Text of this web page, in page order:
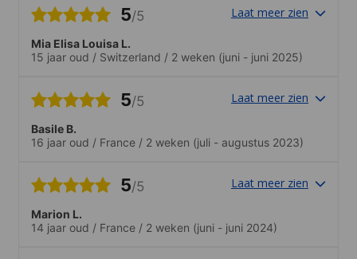
5/5 Laat meer zien
Mia Elisa Louisa L.
15 jaar oud / Switzerland / 2 weken (juni - juni 2025)
5/5 Laat meer zien
Basile B.
16 jaar oud / France / 2 weken (juli - augustus 2023)
5/5 Laat meer zien
Marion L.
14 jaar oud / France / 2 weken (juni - juni 2024)